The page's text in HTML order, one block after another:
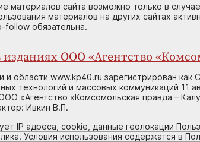
материалов сайта возможно только в
материалов на других сайтах
follow обязательна.
изданиях ООО «Агентство
и области www.kp40.ru зарегистрирован
технологий и массовых коммуникаций 11
«Агентство «Комсомольская правда –
Ивкин В.П.
IP адреса, cookie, данные геолокации
Условия использования содержатся в